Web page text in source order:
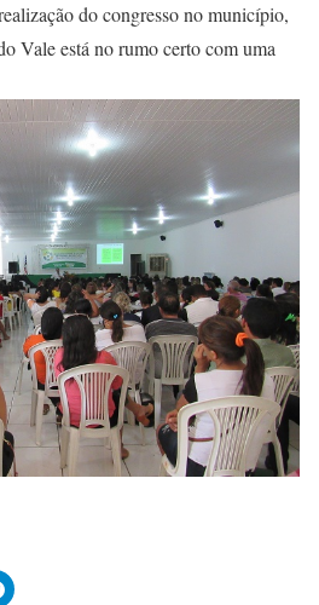
do congresso no município,
Vale está no rumo certo com uma